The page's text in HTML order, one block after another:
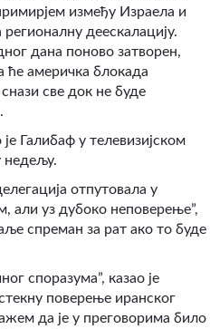
између Израела и
деескалацију.
дана поново затворен,
ће америчка блокада
све док не буде
Галибаф у телевизијском
недељу.
отпутовала у
али уз дубоко неповерење”,
спреман за рат ако то буде
споразума”, казао је
поверење иранског
да је у преговорима било